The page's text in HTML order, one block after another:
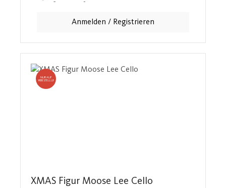
Kinder und Schokoladenliebhaber, die etwas
Anmelden / Registrieren
NUR AUF
VORBESTELLUNG
XMAS Figur Moose Lee Cello